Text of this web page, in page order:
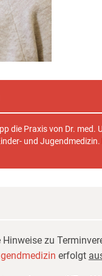
die Praxis von Dr. med.
und
zu
erfolgt